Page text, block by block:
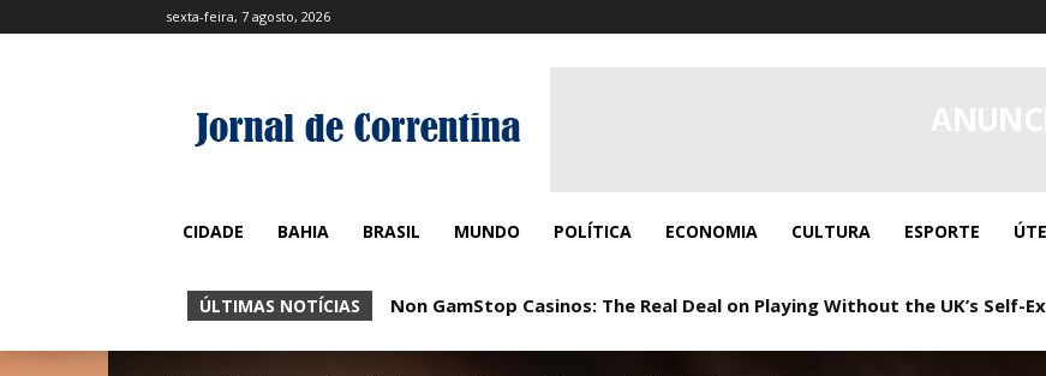
sexta-feira, 7 agosto, 2026
CIDADE BAHIA BRASIL MUNDO POLÍTICA ECONOMIA CULTURA ESPORTE
ÚLTIMAS NOTÍCIAS Non GamStop Casinos: The Real Deal on Playing Without the UK’s Self-
No KYC Casinos: Real Play, Zero Paperwork